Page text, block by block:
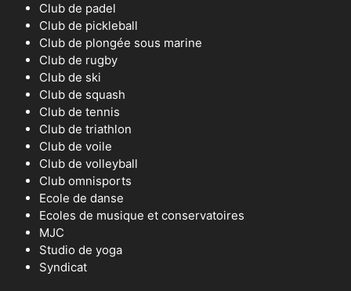
Club de padel
Club de pickleball
Club de plongée sous marine
Club de rugby
Club de ski
Club de squash
Club de tennis
Club de triathlon
Club de voile
Club de volleyball
Club omnisports
Ecole de danse
Ecoles de musique et conservatoires
MJC
Studio de yoga
Syndicat